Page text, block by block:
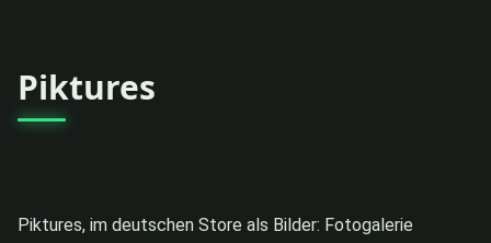
Piktures
Piktures, im deutschen Store als Bilder: Fotogalerie